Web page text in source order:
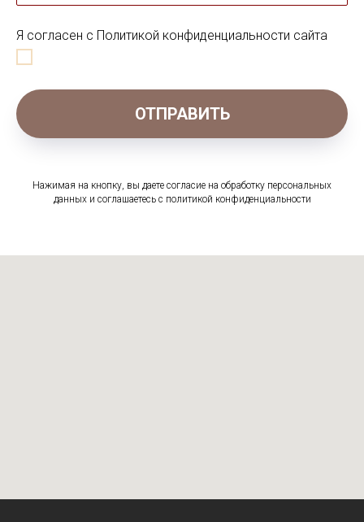
Я согласен с Политикой конфиденциальности сайта
ОТПРАВИТЬ
Нажимая на кнопку, вы даете согласие на обработку персональных
данных и соглашаетесь c политикой конфиденциальности